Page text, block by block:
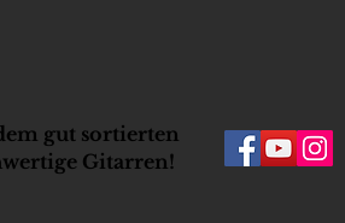
gut sortierten
Gitarren!